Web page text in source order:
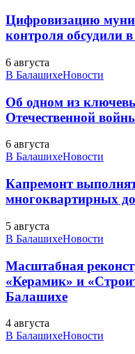
Цифровизацию
контроля обсудили
6 августа
В БалашихеНовости
Об одном из
Отечественной
6 августа
В БалашихеНовости
Капремонт
многоквартирных
5 августа
В БалашихеНовости
Масштабная
«Керамик» и
Балашихе
4 августа
В БалашихеНовости